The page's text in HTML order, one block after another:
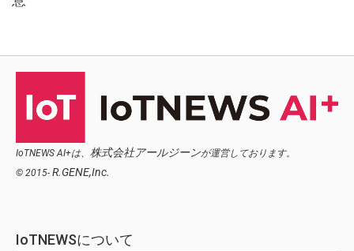
IoTNEWS AI+は、 株式会社アールジーンが運営しております。
© 2015- R.GENE,Inc.
IoTNEWSについて